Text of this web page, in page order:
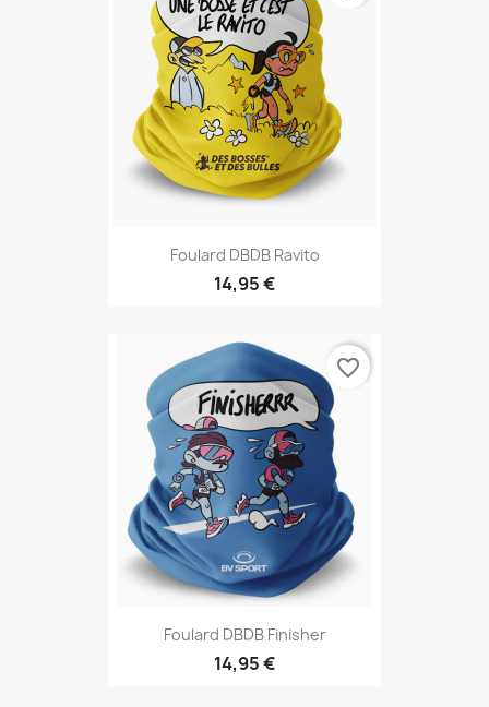
Foulard DBDB Ravito
14,95 €
Foulard DBDB Finisher
14,95 €
favorite_border